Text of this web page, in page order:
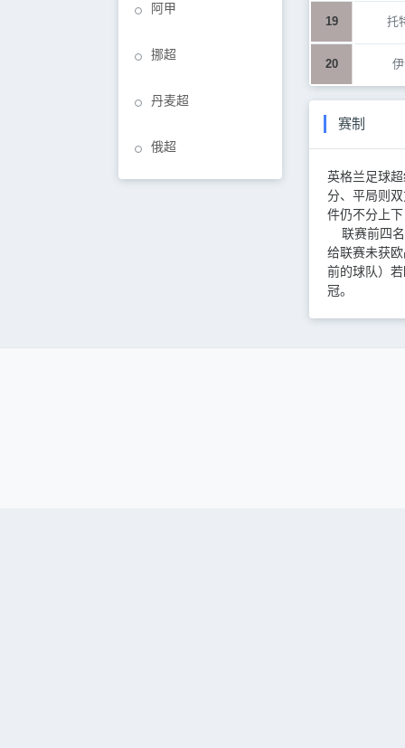
阿甲
挪超
丹麦超
俄超
19 托
20
赛制
英格兰足球
分、平局则
件仍不分上
联赛前四名
给联赛未获
前的球队）
冠。